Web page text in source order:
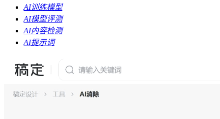
AI训练模型
AI模型评测
AI内容检测
AI提示词